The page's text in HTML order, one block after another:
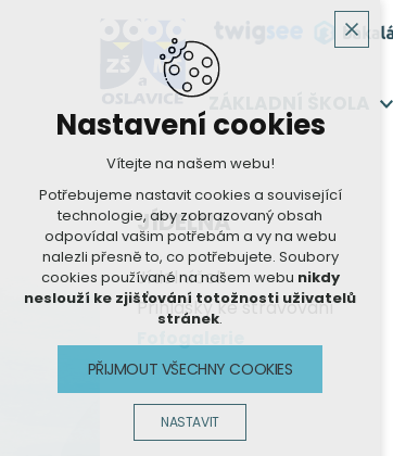
JÍDELNA
Jídelníček
Přihlášky ke stravování
Nastavení cookies
Vítejte na našem webu!
Potřebujeme nastavit cookies a související
technologie, aby zobrazovaný obsah
odpovídal vašim potřebám a vy na webu
nalezli přesně to, co potřebujete. Soubory
cookies používané na našem webu nikdy
neslouží ke zjišťování totožnosti uživatelů
stránek.
PŘIJMOUT VŠECHNY COOKIES
NASTAVIT